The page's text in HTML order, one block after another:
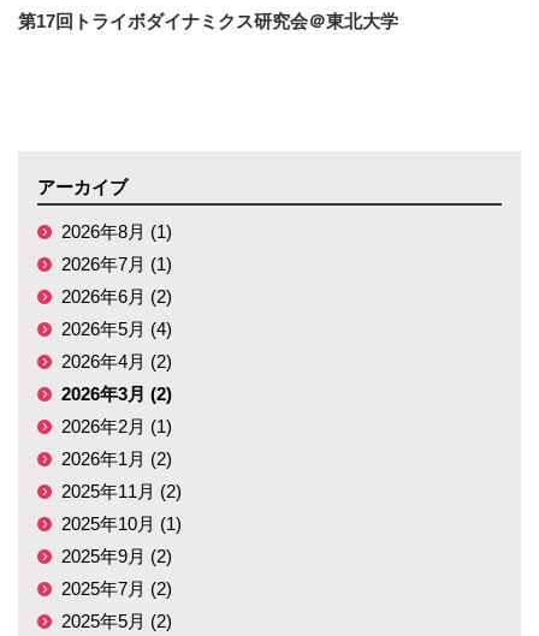
第17回トライボダイナミクス研究会＠東北大学
アーカイブ
2026年8月 (1)
2026年7月 (1)
2026年6月 (2)
2026年5月 (4)
2026年4月 (2)
2026年3月 (2)
2026年2月 (1)
2026年1月 (2)
2025年11月 (2)
2025年10月 (1)
2025年9月 (2)
2025年7月 (2)
2025年5月 (2)